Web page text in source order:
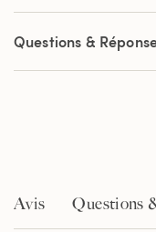
de
notation
Lien
la
Questions &
Avis Questions